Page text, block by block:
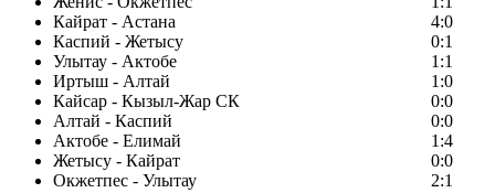
Кайрат - Астана
4:0
Каспий - Жетысу
0:1
Улытау - Актобе
1:1
Иртыш - Алтай
1:0
Кайсар - Кызыл-Жар СК
0:0
Алтай - Каспий
0:0
Актобе - Елимай
1:4
Жетысу - Кайрат
0:0
Окжетпес - Улытау
2:1